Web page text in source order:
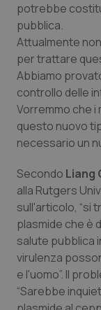
Sicilia
Toscana
Umbria
Valle
Veneto
Obesità
Psoriasi &
potrebbe
pubblica.
Attualmente
per trattare
Abbiamo
controllo delle
Vorremmo che i
questo nuovo
necessario un
Secondo Liang
alla Rutgers
sull'articolo, “si
plasmide che è
salute pubblica
virulenza
e l'uomo”. Il
“Sarebbe